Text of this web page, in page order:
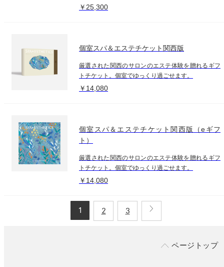
￥25,300
個室スパ＆エステチケット関西版
厳選された関西のサロンのエステ体験を贈れるギフ
トチケット。個室でゆっくり過ごせます。
￥14,080
個室スパ＆エステチケット関西版（eギフ
ト）
厳選された関西のサロンのエステ体験を贈れるギフ
トチケット。個室でゆっくり過ごせます。
￥14,080
1 2 3
ページトップ